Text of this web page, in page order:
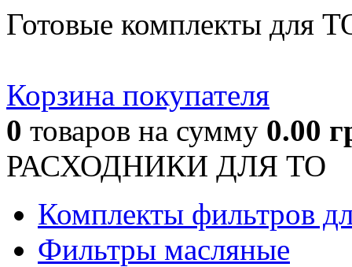
Готовые комплекты для
Корзина покупателя
0 товаров на сумму 0.00
РАСХОДНИКИ ДЛЯ ТО
Комплекты фильтров
Фильтры масляные